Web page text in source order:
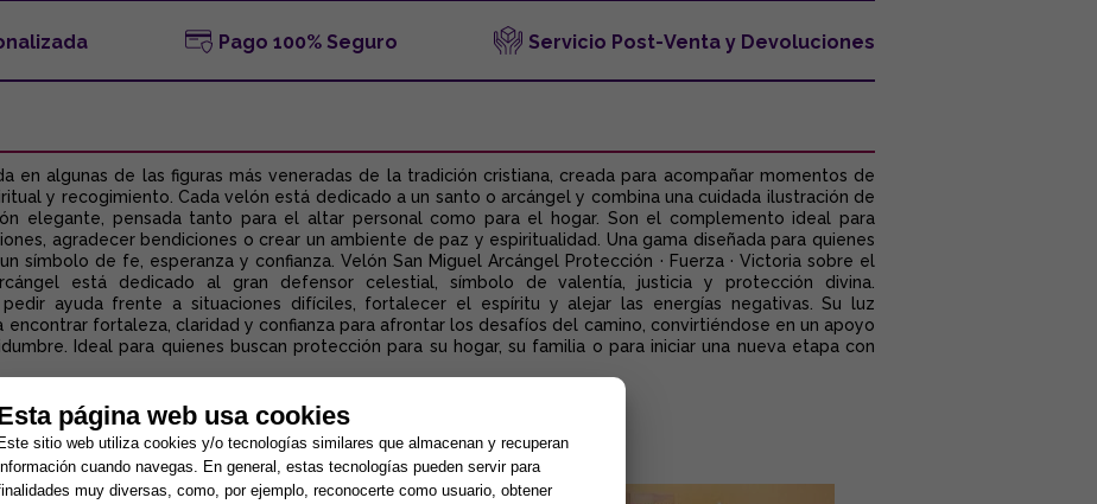
Pago 100% Seguro Servicio Post-Venta y Devoluciones
en algunas de las figuras más veneradas de la tradición cristiana, creada para acompañar momentos de
y recogimiento. Cada velón está dedicado a un santo o arcángel y combina una cuidada ilustración de
elegante, pensada tanto para el altar personal como para el hogar. Son el complemento ideal para
agradecer bendiciones o crear un ambiente de paz y espiritualidad. Una gama diseñada para quienes
símbolo de fe, esperanza y confianza. Velón San Miguel Arcángel Protección · Fuerza · Victoria sobre el
está dedicado al gran defensor celestial, símbolo de valentía, justicia y protección divina.
ayuda frente a situaciones difíciles, fortalecer el espíritu y alejar las energías negativas. Su luz
encontrar fortaleza, claridad y confianza para afrontar los desafíos del camino, convirtiéndose en un apoyo
Ideal para quienes buscan protección para su hogar, su familia o para iniciar una nueva etapa con
página web usa cookies
Este sitio web utiliza cookies y/o tecnologías similares que almacenan y recuperan
cuando navegas. En general, estas tecnologías pueden servir para
muy diversas, como, por ejemplo, reconocerte como usuario, obtener